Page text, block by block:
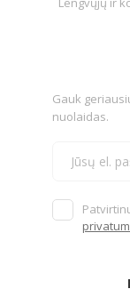
Gauk
nuolaidas.